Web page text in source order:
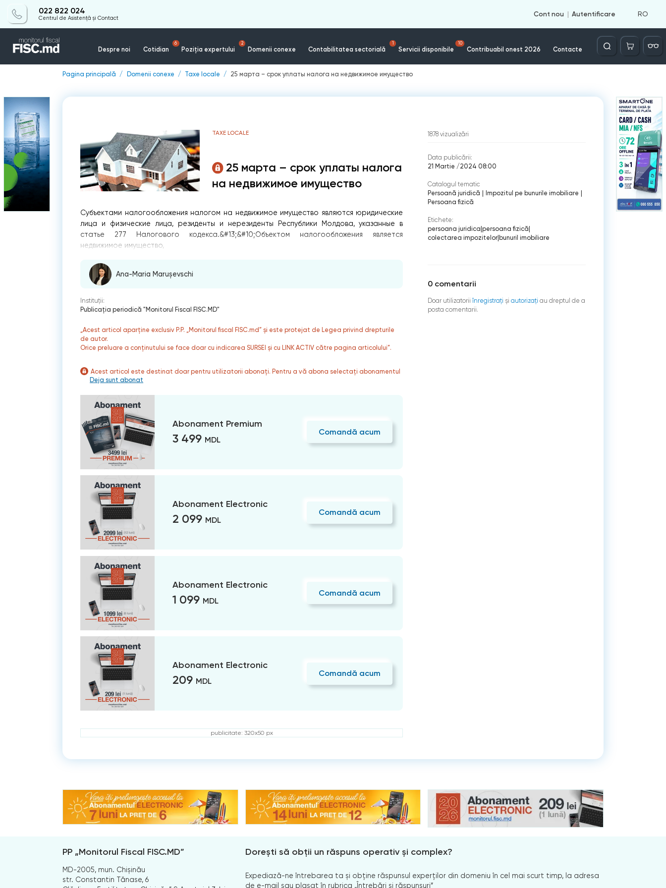
022 822 024
Centrul de Asistență și Contact
Cont nou Autentificare RO
Despre noi Cotidian
6
Poziția expertului
2
Domenii conexe Contabilitatea sectorială
1
Servicii disponibile
10
Contribuabil onest 2026 Contacte
Căutare
Pagina principală Domenii conexe Taxe locale 25 марта – срок уплаты налога на недвижимое имущество
TAXE LOCALE
25 марта – срок уплаты налога
на недвижимое имущество
Субъектами налогообложения налогом на недвижимое имущество являются юридические
лица и физические лица, резиденты и нерезиденты Республики Молдова, указанные в
статье 277 Налогового кодекса.&#13;&#10;Объектом налогообложения является
недвижимое имущество,
Ana-Maria Marușevschi
Instituții:
Publicaţia periodică "Monitorul Fiscal FISC.MD"
„Acest articol aparține exclusiv P.P. „Monitorul fiscal FISC.md” și este protejat de Legea privind drepturile
de autor.
Orice preluare a conținutului se face doar cu indicarea SURSEI și cu LINK ACTIV către pagina articolului”.
Acest articol este destinat doar pentru utilizatorii abonați. Pentru a vă abona selectați abonamentul
Deja sunt abonat
Abonament Premium
3 499 MDL
Comandă acum
Abonament Electronic
2 099 MDL
Comandă acum
Abonament Electronic
1 099 MDL
Comandă acum
Abonament Electronic
209 MDL
Comandă acum
publicitate: 320x50 px
1878 vizualizări
Data publicării:
21 Martie /2024 08:00
Catalogul tematic
Persoană juridică
Impozitul pe bunurile imobiliare
Persoana fizică
Etichete:
persoana juridica persoana fizică
colectarea impozitelor| bunuril imobiliare
0 comentarii
Doar utilizatorii înregistraţi şi autorizați au dreptul de a
posta comentarii.
PP „Monitorul Fiscal FISC.MD”
MD-2005, mun. Chișinău
str. Constantin Tănase, 6
Dorești să obții un răspuns operativ și complex?
Expediază-ne întrebarea ta și obține răspunsul experților din domeniu în cel mai scurt timp, la adresa
de e-mail sau plasat în rubrica „Întrebări și răspunsuri”